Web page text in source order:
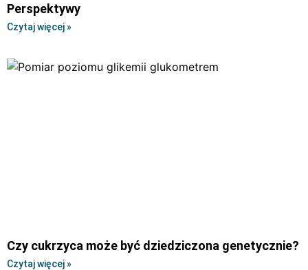
Perspektywy
Czytaj więcej »
Czy cukrzyca może być dziedziczona genetycznie?
Czytaj więcej »